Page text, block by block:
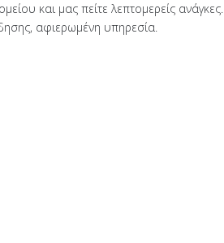
και μας πείτε λεπτομερείς ανάγκες.
αφιερωμένη υπηρεσία.